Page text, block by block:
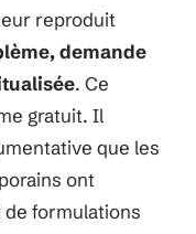
reproduit
demande
. Ce
gratuit. Il
que les
ont
de formulations